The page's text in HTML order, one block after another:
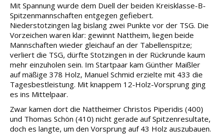
Mit Spannung wurde dem Duell der beiden Kreisklasse-B-
Spitzenmannschaften entgegen gefiebert.
Niederstotzingen lag bislang zwei Punkte vor der TSG. Die
Vorzeichen waren klar: gewinnt Nattheim, liegen beide
Mannschaften wieder gleichauf an der Tabellenspitze;
verliert die TSG, dürfte Stotzingen in der Rückrunde kaum
mehr einzuholen sein. Im Startpaar kam Günther Maißler
auf mäßige 378 Holz, Manuel Schmid erzielte mit 433 die
Tagesbestleistung. Mit knappem 12-Holz-Vorsprung ging
es ins Mittelpaar.
Zwar kamen dort die Nattheimer Christos Piperidis (400)
und Thomas Schön (410) nicht gerade auf Spitzenresultate,
doch es langte, um den Vorsprung auf 43 Holz auszubauen.